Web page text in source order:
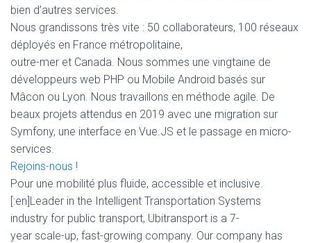
bien d’autres services.
Nous grandissons très vite : 50 collaborateurs, 100 réseaux
déployés en France métropolitaine,
outre-mer et Canada. Nous sommes une vingtaine de
développeurs web PHP ou Mobile Android basés sur
Mâcon ou Lyon. Nous travaillons en méthode agile. De
beaux projets attendus en 2019 avec une migration sur
Symfony, une interface en Vue.JS et le passage en micro-
services.
Rejoins-nous !
Pour une mobilité plus fluide, accessible et inclusive.
[:en]Leader in the Intelligent Transportation Systems
industry for public transport, Ubitransport is a 7-
year scale-up, fast-growing company. Our company has